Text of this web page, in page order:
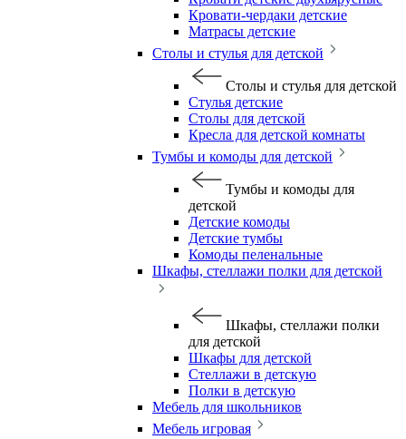
Кровати-чердаки детские
Матрасы детские
Столы и стулья для детской
Столы и стулья для детской
Стулья детские
Столы для детской
Кресла для детской комнаты
Тумбы и комоды для детской
Тумбы и комоды для
детской
Детские комоды
Детские тумбы
Комоды пеленальные
Шкафы, стеллажи полки для детской
Шкафы, стеллажи полки
для детской
Шкафы для детской
Стеллажи в детскую
Полки в детскую
Мебель для школьников
Мебель игровая